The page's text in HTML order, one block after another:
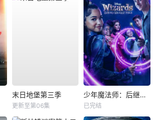
末日地堡第三季
更新至第06集
少年魔法师：后继者第三季
已完结